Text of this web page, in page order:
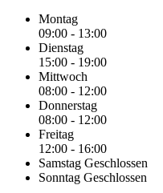
Montag
09:00 - 13:00
Dienstag
15:00 - 19:00
Mittwoch
08:00 - 12:00
Donnerstag
08:00 - 12:00
Freitag
12:00 - 16:00
Samstag Geschlossen
Sonntag Geschlossen